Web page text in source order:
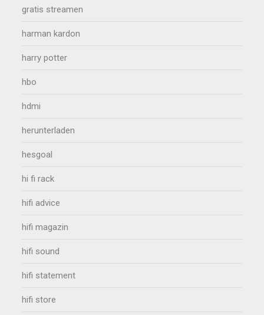
gratis streamen
harman kardon
harry potter
hbo
hdmi
herunterladen
hesgoal
hi fi rack
hifi advice
hifi magazin
hifi sound
hifi statement
hifi store